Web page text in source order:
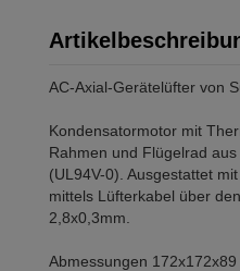
AC-Axial-Gerätelüfter von
Kondensatormotor mit
Rahmen und Flügelrad
(UL94V-0). Ausgestattet
mittels Lüfterkabel über
2,8x0,3mm.
Abmessungen 172x172x89